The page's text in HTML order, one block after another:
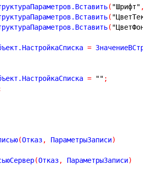
( "Шрифт" ,
(
(
=
= "" ;
(Отказ, ПараметрыЗаписи)
(Отказ, ПараметрыЗаписи)